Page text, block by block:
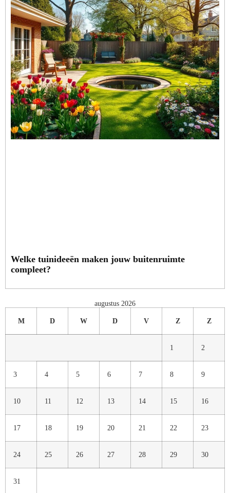
Welke tuinideeën maken jouw buitenruimte
compleet?
augustus 2026
M D W D V Z Z
1 2
3 4 5 6 7 8 9
10 11 12 13 14 15 16
17 18 19 20 21 22 23
24 25 26 27 28 29 30
31